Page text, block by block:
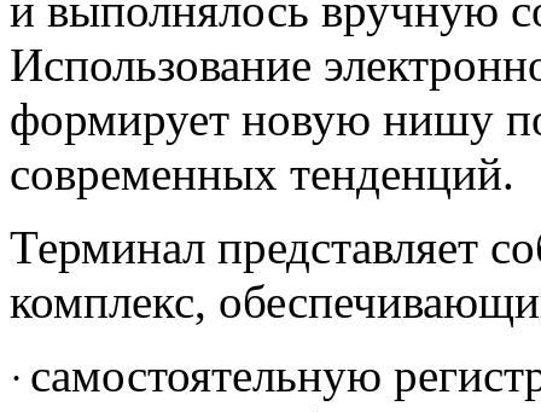
Использование
формирует новую нишу
современных тенденций.
Терминал представляет
комплекс,
· самостоятельную